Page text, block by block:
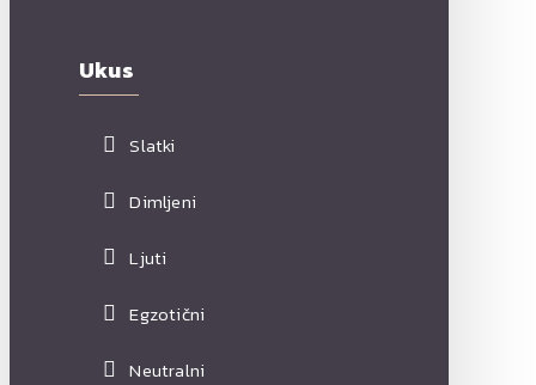
Ukus
Slatki
Dimljeni
Ljuti
Egzotični
Neutralni